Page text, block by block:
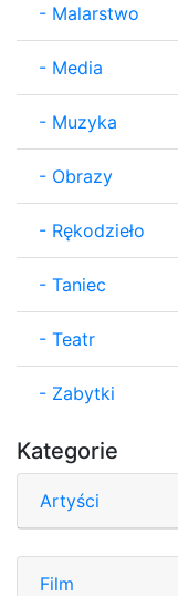
- Malarstwo
- Media
- Muzyka
- Obrazy
- Rękodzieło
- Taniec
- Teatr
- Zabytki
Kategorie
Artyści
Film